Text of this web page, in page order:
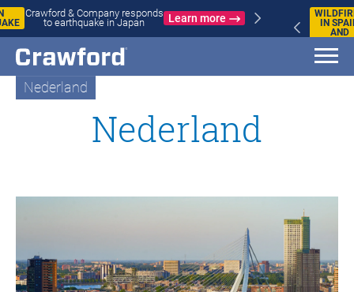
WILDFIRES
IN SPAIN
Crawford & Company responds to
wildfires in Spain and France
Learn more
Nederland
Nederland